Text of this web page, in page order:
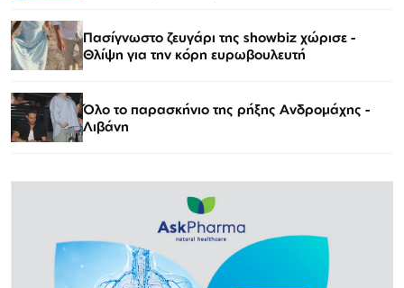
Πασίγνωστο ζευγάρι της showbiz χώρισε -
Θλίψη για την κόρη ευρωβουλευτή
Όλο το παρασκήνιο της ρήξης Ανδρομάχης -
Λιβάνη